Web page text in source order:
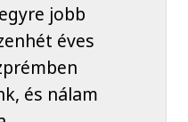
jobb
éves
és nálam